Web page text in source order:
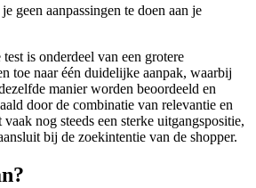
geen aanpassingen te doen aan je
is onderdeel van een grotere
toe naar één duidelijke aanpak, waarbij
manier worden beoordeeld en
door de combinatie van relevantie en
nog steeds een sterke uitgangspositie,
bij de zoekintentie van de shopper.